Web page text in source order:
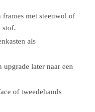
met steenwol of
stof.
als
upgrade later naar een
of tweedehands